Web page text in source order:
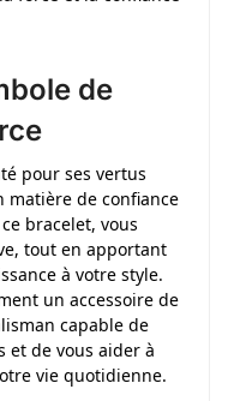
de
pour ses vertus
de confiance
bracelet, vous
tout en apportant
à votre style.
un accessoire de
capable de
et de vous aider à
vie quotidienne.